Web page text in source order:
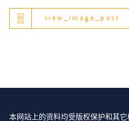
view_image_post
本网站上的资料均受版权保护和其